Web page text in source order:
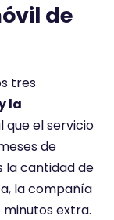
de
tres
la
que el servicio
de
la cantidad de
la compañía
minutos extra.